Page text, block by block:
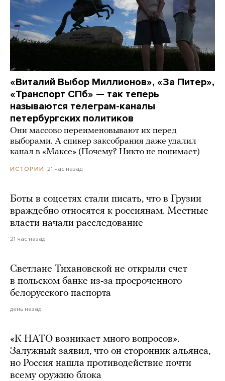
«Виталий Выбор Миллионов», «За Питер»,
«Транспорт СПб» — так теперь
называются телеграм-каналы
петербургских политиков
Они массово переименовывают их перед
выборами. А спикер заксобрания даже удалил
канал в «Максе» (Почему? Никто не понимает)
ИСТОРИИ 21 час назад
Боты в соцсетях стали писать, что в Грузии
враждебно относятся к россиянам. Местные
власти начали расследование
21 час назад
Светлане Тихановской не открыли счет
в польском банке из-за просроченного
белорусского паспорта
день назад
«К НАТО возникает много вопросов».
Залужный заявил, что он сторонник альянса,
но Россия нашла противодействие почти
всему оружию блока